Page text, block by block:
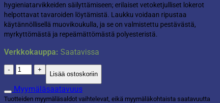
hygieniatarvikkeiden säilyttämiseen; erilaiset vetoketjulliset lokerot
helpottavat tavaroiden löytämistä. Laukku voidaan ripustaa
käytännöllisellä muovikoukulla, ja se on valmistettu pestävästä,
myrkyttömästä ja repeämättömästä polyesteristä.
Verkkokauppa: Saatavissa
Kosmetiikkalaukku
ripustettava
harmaa
määrä
Lisää ostoskoriin
Myymäläsaatavuus
Tuotteiden myymäläsaldot vaihtelevat, eikä myymäläkohtaista saatavuutta